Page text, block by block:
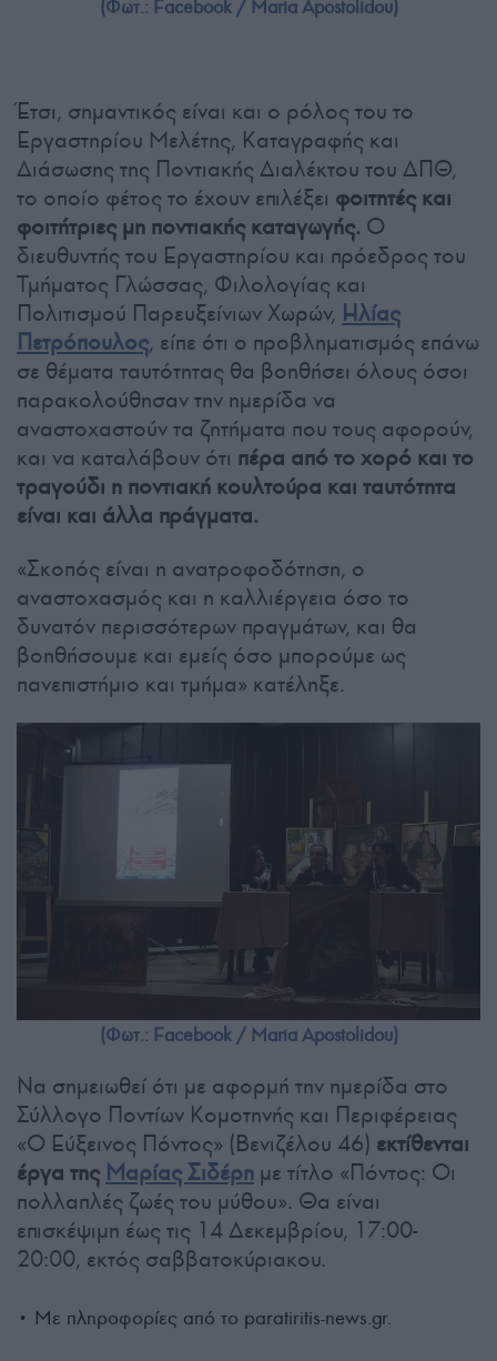
(Φωτ.: Facebook / Maria Apostolidou)
Έτσι, σημαντικός είναι και ο ρόλος του το
Εργαστηρίου Μελέτης, Καταγραφής και
Διάσωσης της Ποντιακής Διαλέκτου του ΔΠΘ,
το οποίο φέτος το έχουν επιλέξει φοιτητές και
φοιτήτριες μη ποντιακής καταγωγής. Ο
διευθυντής του Εργαστηρίου και πρόεδρος του
Τμήματος Γλώσσας, Φιλολογίας και
Πολιτισμού Παρευξείνιων Χωρών, Ηλίας
Πετρόπουλος, είπε ότι ο προβληματισμός επάνω
σε θέματα ταυτότητας θα βοηθήσει όλους όσοι
παρακολούθησαν την ημερίδα να
αναστοχαστούν τα ζητήματα που τους αφορούν,
και να καταλάβουν ότι πέρα από το χορό και το
τραγούδι η ποντιακή κουλτούρα και ταυτότητα
είναι και άλλα πράγματα.
«Σκοπός είναι η ανατροφοδότηση, ο
αναστοχασμός και η καλλιέργεια όσο το
δυνατόν περισσότερων πραγμάτων, και θα
βοηθήσουμε και εμείς όσο μπορούμε ως
πανεπιστήμιο και τμήμα» κατέληξε.
(Φωτ.: Facebook / Maria Apostolidou)
Να σημειωθεί ότι με αφορμή την ημερίδα στο
Σύλλογο Ποντίων Κομοτηνής και Περιφέρειας
«Ο Εύξεινος Πόντος» (Βενιζέλου 46) εκτίθενται
έργα της Μαρίας Σιδέρη με τίτλο «Πόντος: Οι
πολλαπλές ζωές του μύθου». Θα είναι
επισκέψιμη έως τις 14 Δεκεμβρίου, 17:00-
20:00, εκτός σαββατοκύριακου.
• Με πληροφορίες από το paratiritis-news.gr.